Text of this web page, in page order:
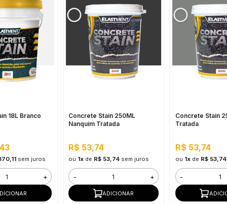
18L Branco
sem juros
+
Concrete Stain 250ML
Nanquim Tratada
R$ 53,74
ou 1x de R$ 53,74 sem juros
- +
ADICIONAR
Concrete Stain
Tratada
R$ 53,74
ou 1xde R$ 53,74
-